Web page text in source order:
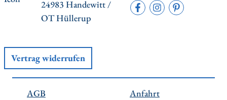
24983 Handewitt /
OT Hüllerup
Vertrag widerrufen
AGB
Anfahrt